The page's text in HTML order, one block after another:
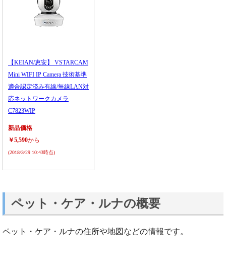
【KEIAN/恵安】 VSTARCAM
Mini WIFI IP Camera 技術基準
適合認定済み有線/無線LAN対
応ネットワークカメラ
C7823WIP
新品価格
￥5,590から
(2018/3/29 10:43時点)
ペット・ケア・ルナの概要
ペット・ケア・ルナの住所や地図などの情報です。